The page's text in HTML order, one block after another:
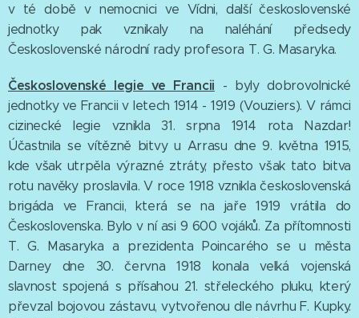
v té době v nemocnici ve Vídni, další československé
jednotky pak vznikaly na naléhání předsedy
Československé národní rady profesora T. G. Masaryka.
Československé legie ve Francii - byly dobrovolnické
jednotky ve Francii v letech 1914 - 1919 (Vouziers). V rámci
cizinecké legie vznikla 31. srpna 1914 rota Nazdar!
Účastnila se vítězně bitvy u Arrasu dne 9. května 1915,
kde však utrpěla výrazné ztráty, přesto však tato bitva
rotu navěky proslavila. V roce 1918 vznikla československá
brigáda ve Francii, která se na jaře 1919 vrátila do
Československa. Bylo v ní asi 9 600 vojáků. Za přítomnosti
T. G. Masaryka a prezidenta Poincarého se u města
Darney dne 30. června 1918 konala velká vojenská
slavnost spojená s přísahou 21. střeleckého pluku, který
převzal bojovou zástavu, vytvořenou dle návrhu F. Kupky.